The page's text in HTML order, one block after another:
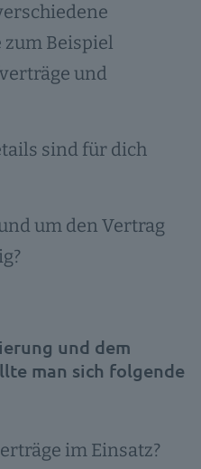
Beispiel
und
sind für dich
um den Vertrag
und dem
man sich folgende
im Einsatz?